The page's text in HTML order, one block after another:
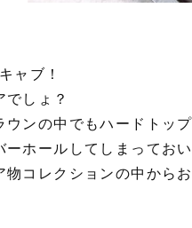
ャブ！
でしょ？
ウンの中でもハードトッ
ーホールしてしまってお
物コレクションの中から